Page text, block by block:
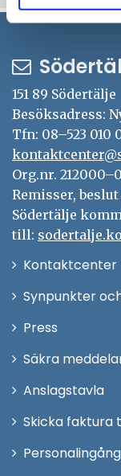
151 89 Södertälje
Besöksadress:
Tfn: 08–523 010
Org.nr.
Remisser,
Södertälje
till:
Kontaktcenter
Synpunkter
Press
fönster
Säkra
Anslagstavla
Skicka faktura
Personalingång